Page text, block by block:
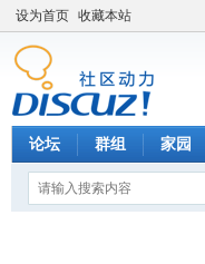
设为首页 收藏本站
论坛 群组 家园